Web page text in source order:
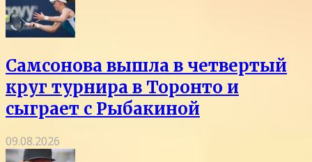
Самсонова вышла в четвертый
круг турнира в Торонто и
сыграет с Рыбакиной
09.08.2026